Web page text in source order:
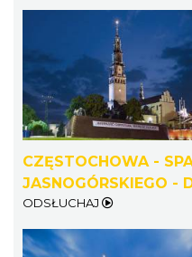
CZĘSTOCHOWA -
JASNOGÓRSKIEGO -
ODSŁUCHAJ